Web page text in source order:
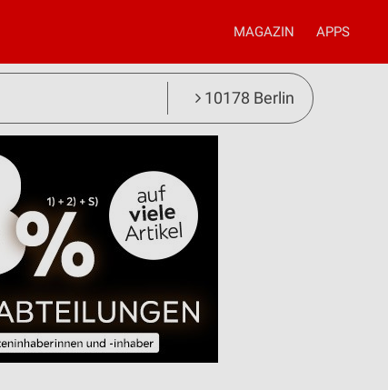
MAGAZIN APPS
10178 Berlin